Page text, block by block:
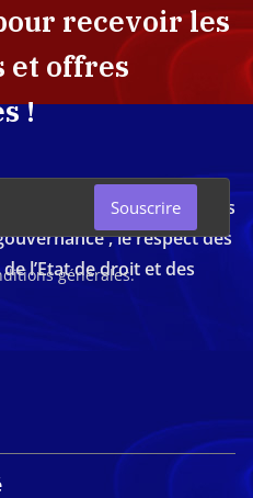
recevoir les
et offres
!
générales.
Souscrire
résolument engagé dans
, le respect des
l’Etat de droit et des